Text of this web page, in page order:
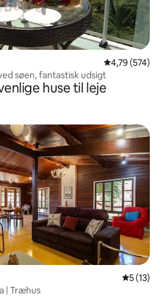
4,79 ud af 5 i
4,79 (574)
søen, fantastisk udsigt
huse til leje
5 ud af 5
5 (13)
| Træhus